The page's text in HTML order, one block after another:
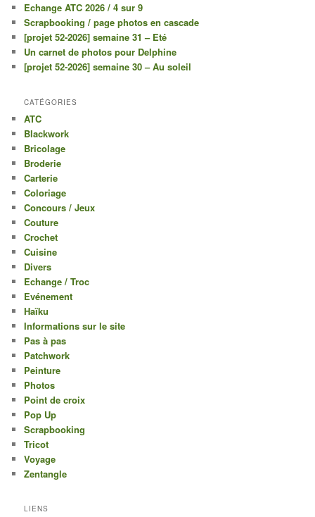
Echange ATC 2026 / 4 sur 9
Scrapbooking / page photos en cascade
[projet 52-2026] semaine 31 – Eté
Un carnet de photos pour Delphine
[projet 52-2026] semaine 30 – Au soleil
CATÉGORIES
ATC
Blackwork
Bricolage
Broderie
Carterie
Coloriage
Concours / Jeux
Couture
Crochet
Cuisine
Divers
Echange / Troc
Evénement
Haïku
Informations sur le site
Pas à pas
Patchwork
Peinture
Photos
Point de croix
Pop Up
Scrapbooking
Tricot
Voyage
Zentangle
LIENS